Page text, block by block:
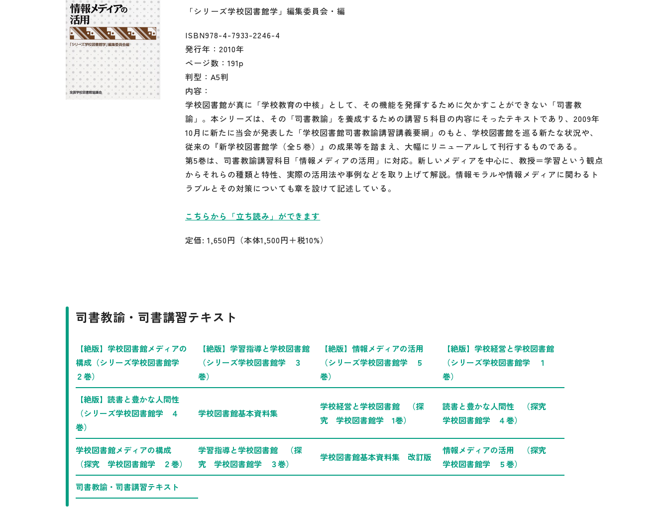
「シリーズ学校図書館学」編集委員会・編
ISBN978-4-7933-2246-4
発行年：2010年
ページ数：191p
判型：A5判
内容：
学校図書館が真に「学校教育の中核」として、その機能を発揮するために欠かすことができない「司書教
諭」。本シリーズは、その「司書教諭」を養成するための講習５科目の内容にそったテキストであり、2009年
10月に新たに当会が発表した「学校図書館司書教諭講習講義要綱」のもと、学校図書館を巡る新たな状況や、
従来の『新学校図書館学（全５巻）』の成果等を踏まえ、大幅にリニューアルして刊行するものである。
第5巻は、司書教諭講習科目「情報メディアの活用」に対応。新しいメディアを中心に、教授＝学習という観点
からそれらの種類と特性、実際の活用法や事例などを取り上げて解説。情報モラルや情報メディアに関わるト
ラブルとその対策についても章を設けて記述している。
こちらから「立ち読み」ができます
定価: 1,650円（本体1,500円＋税10%）
司書教諭・司書講習テキスト
【絶版】学校図書館メディアの
構成（シリーズ学校図書館学
２巻）
【絶版】学習指導と学校図書館
（シリーズ学校図書館学 ３
巻）
【絶版】情報メディアの活用
（シリーズ学校図書館学 ５
巻）
【絶版】学校経営と学校図書館
（シリーズ学校図書館学 １
巻）
【絶版】読書と豊かな人間性
（シリーズ学校図書館学 ４
巻）
学校図書館基本資料集
学校経営と学校図書館 （探
究 学校図書館学 1巻）
読書と豊かな人間性 （探究
学校図書館学 ４巻）
学校図書館メディアの構成
（探究 学校図書館学 ２巻）
学習指導と学校図書館 （探
究 学校図書館学 ３巻）
学校図書館基本資料集 改訂版
情報メディアの活用 （探究
学校図書館学 ５巻）
司書教諭・司書講習テキスト